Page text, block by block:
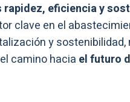
rapidez, eficiencia y
clave en el
y
camino hacia el futuro